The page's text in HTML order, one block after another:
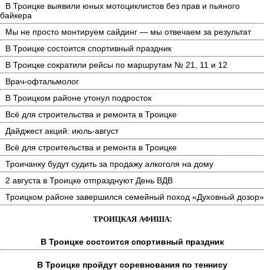
В Троицке выявили юных мотоциклистов без прав и пьяного
байкера
Мы не просто монтируем сайдинг — мы отвечаем за результат
В Троицке состоится спортивный праздник
В Троицке сократили рейсы по маршрутам № 21, 11 и 12
Врач-офтальмолог
В Троицком районе утонул подросток
Всё для строительства и ремонта в Троицке
Дайджест акций: июль-август
Всё для строительства и ремонта в Троицке
Троичанку будут судить за продажу алкоголя на дому
2 августа в Троицке отпразднуют День ВДВ
Троицком районе завершился семейный поход «Духовный дозор»
ТРОИЦКАЯ АФИША:
В Троицке состоится спортивный праздник
В Троицке пройдут соревнования по теннису